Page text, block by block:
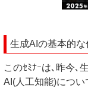
生成AIの基本的な
このｾﾐﾅｰは､昨今､
AI(人工知能)につ